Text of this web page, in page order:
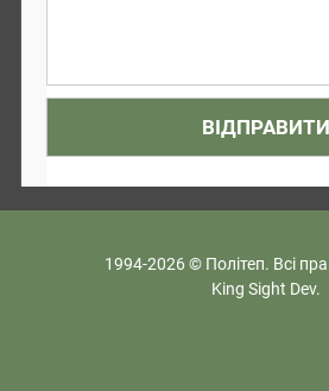
1994-2026 © Політеп. Всі
King Sight Dev.